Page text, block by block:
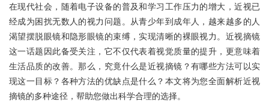
在现代社会，随着电子设备的普及和学习工作压力的增大，近视已
经成为困扰无数人的视力问题。从青少年到成年人，越来越多的人
渴望摆脱眼镜和隐形眼镜的束缚，实现清晰的裸眼视力。近视摘镜
这一话题因此备受关注，它不仅代表着视觉质量的提升，更意味着
生活品质的改善。那么，究竟什么是近视摘镜？有哪些方法可以实
现这一目标？各种方法的优缺点是什么？本文将为您全面解析近视
摘镜的多种途径，帮助您做出科学合理的选择。